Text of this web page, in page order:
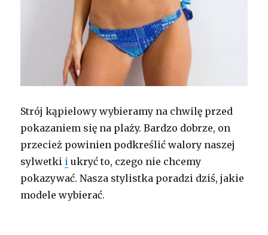
Strój kąpielowy wybieramy na chwilę przed
pokazaniem się na plaży. Bardzo dobrze, on
przecież powinien podkreślić walory naszej
sylwetki i ukryć to, czego nie chcemy
pokazywać. Nasza stylistka poradzi dziś, jakie
modele wybierać.